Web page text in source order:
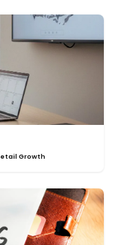
Growth